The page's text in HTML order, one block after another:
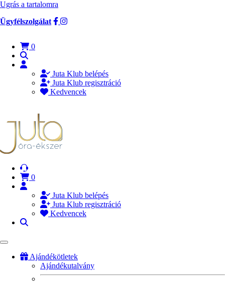
Ugrás a tartalomra
Ügyfélszolgálat
0
Juta Klub belépés
Juta Klub regisztráció
Kedvencek
0
Juta Klub belépés
Juta Klub regisztráció
Kedvencek
Ajándékötletek
Ajándékutalvány